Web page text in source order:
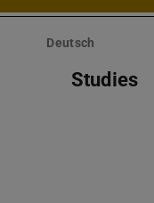
Deutsch
Studies